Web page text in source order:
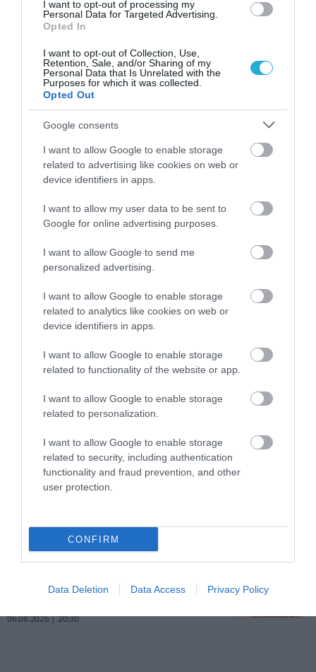
I want to opt-out of processing my
Personal Data for Targeted Advertising.
Opted In
I want to opt-out of Collection, Use,
Retention, Sale, and/or Sharing of my
Personal Data that Is Unrelated with the
Purposes for which it was collected.
Opted Out
Google consents
I want to allow Google to enable storage
related to advertising like cookies on web or
device identifiers in apps.
I want to allow my user data to be sent to
Google for online advertising purposes.
I want to allow Google to send me
personalized advertising.
I want to allow Google to enable storage
related to analytics like cookies on web or
device identifiers in apps.
I want to allow Google to enable storage
related to functionality of the website or app.
I want to allow Google to enable storage
related to personalization.
I want to allow Google to enable storage
related to security, including authentication
functionality and fraud prevention, and other
user protection.
CONFIRM
Data Deletion Data Access Privacy Policy
➤ Eurovision: Επέστρεψε στην Ελλάδα ο Ακύλας –
“Ελπίζω να σας έκανα περήφανους”
ανέβασαν και μέσα σε έναν μήνα τον έκαναν Θεό”
ΡΟΗ ΕΙΔΗΣΕΩΝ
Ιωάννα Τούνη και Δημήτρης Ρομπέρτο: Η
φωτιές στα social media
ΙΩΑΝΝΑ ΚΑΡΑ
Ανδρομάχη: Οι πόζες μέσα στη θάλασσα
που τράβηξαν όλα τα βλέμματα [pics]
ΙΩΑΝΝΑ ΚΑΡΑ
07.08.2026 | 13:04
Η Καλλιμάνη θύμωσε με θεατή που της
ΙΩΑΝΝΑ ΚΑΡΑ
07.08.2026 | 10:54
Η Ηλιάδη περιγράφει το θαύμα που έζησε
όμορφο έχω δει στη ζωή μου»
06.08.2026 | 20:30